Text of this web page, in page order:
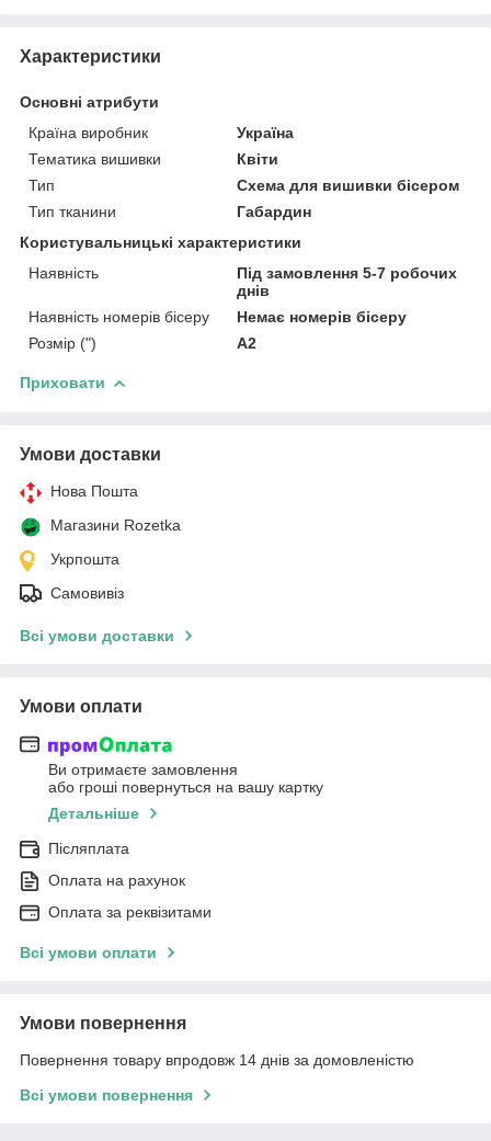
Характеристики
Основні атрибути
Країна виробник
Україна
Тематика вишивки
Квіти
Тип
Схема для вишивки бісером
Тип тканини
Габардин
Користувальницькі характеристики
Наявність
Під замовлення 5-7 робочих
днів
Наявність номерів бісеру
Немає номерів бісеру
Розмір (")
А2
Приховати
Умови доставки
Нова Пошта
Магазини Rozetka
Укрпошта
Самовивіз
Всі умови доставки
Умови оплати
Ви отримаєте замовлення
або гроші повернуться на вашу картку
Детальніше
Післяплата
Оплата на рахунок
Оплата за реквізитами
Всі умови оплати
Умови повернення
Повернення товару впродовж 14 днів за домовленістю
Всі умови повернення